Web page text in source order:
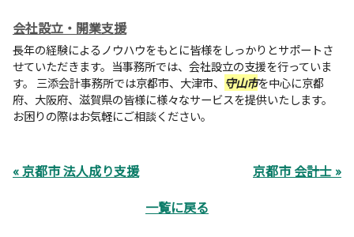
会社設立・開業支援
長年の経験によるノウハウをもとに皆様をしっかりとサポートさ
せていただきます。当事務所では、会社設立の支援を行っていま
す。 三添会計事務所では京都市、大津市、 守山市を中心に京都
府、大阪府、滋賀県の皆様に様々なサービスを提供いたします。
お困りの際はお気軽にご相談ください。
« 京都市 法人成り支援
京都市 会計士 »
一覧に戻る